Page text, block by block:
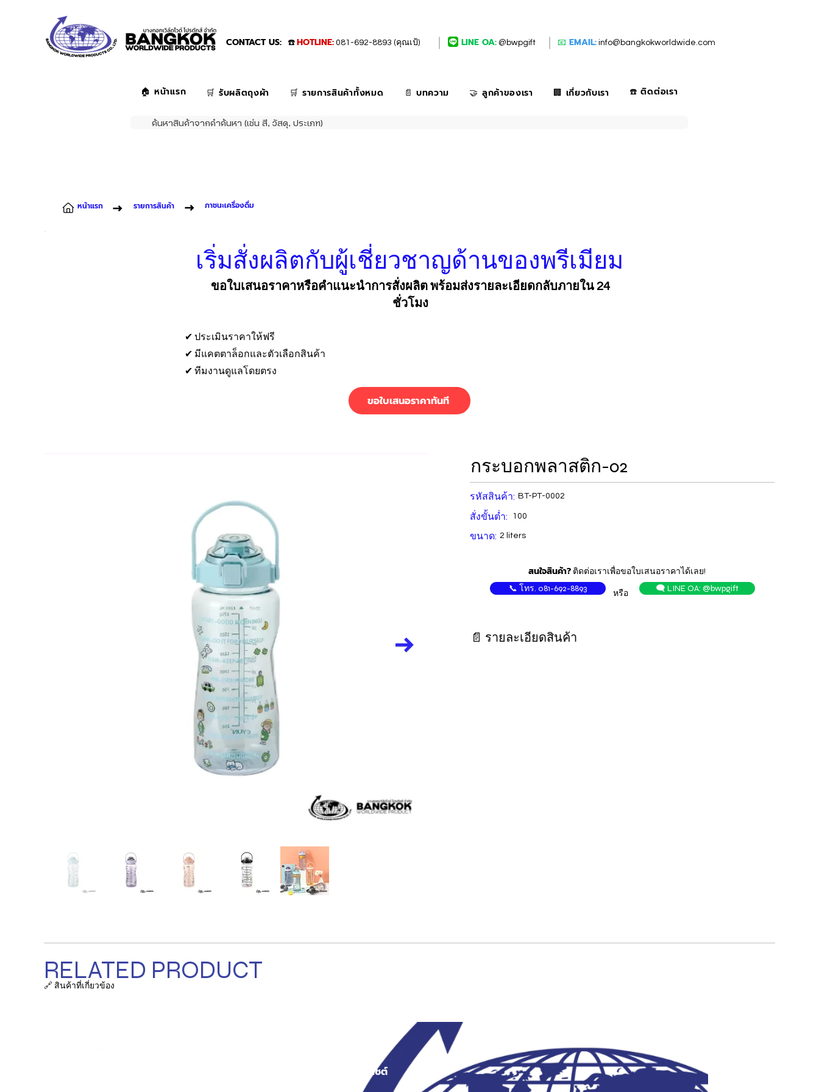
CONTACT US: ☎️ HOTLINE: 081-692-8893 (คุณเป้) LINE OA: @bwpgift 📧 EMAIL: info@bangkokworldwide.com
🏠 หน้าแรก 🛒 รับผลิตถุงผ้า 🛒 รายการสินค้าทั้งหมด 📄 บทความ 🤝 ลูกค้าของเรา 🏢 เกี่ยวกับเรา ☎️ ติดต่อเรา
ค้นหาสินค้าจากคำค้นหา (เช่น สี, วัสดุ, ประเภท)
หน้าแรก รายการสินค้า ภาชนะเครื่องดื่ม
เริ่มสั่งผลิตกับผู้เชี่ยวชาญด้านของพรีเมียม
ขอใบเสนอราคาหรือคำแนะนำการสั่งผลิต พร้อมส่งรายละเอียดกลับภายใน 24
ชั่วโมง
✔ ประเมินราคาให้ฟรี
✔ มีแคตตาล็อกและตัวเลือกสินค้า
✔ ทีมงานดูแลโดยตรง
ขอใบเสนอราคาทันที
กระบอกพลาสติก-02
รหัสสินค้า: BT-PT-0002
สั่งขั้นต่ำ: 100
ขนาด: 2 liters
สนใจสินค้า? ติดต่อเราเพื่อขอใบเสนอราคาได้เลย!
📞 โทร. 081-692-8893 หรือ 🗨️ LINE OA: @bwpgift
📄 รายละเอียดสินค้า
RELATED PRODUCT
🔗 สินค้าที่เกี่ยวข้อง
เมนูเว็บไซต์
หน้าแรก